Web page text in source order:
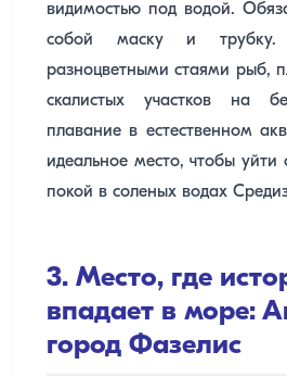
видимостью под водой.
собой маску и трубку.
разноцветными стаями рыб,
скалистых участков на
плавание в естественном
идеальное место, чтобы уйти
покой в соленых водах
3. Место, где
впадает в море:
город Фазелис